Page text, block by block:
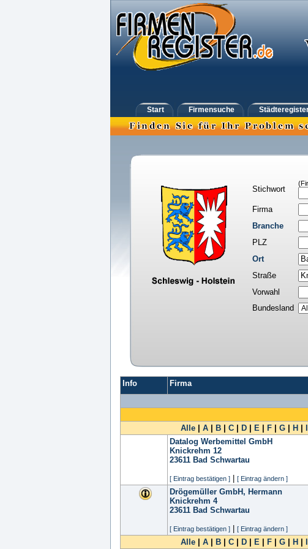
Start Firmensuche
Stichwort
Firma
Branche
PLZ
Ort
Straße
Vorwahl
Bundesland
Info Firma
Alle
A B C D E F G H
Datalog Werbemittel GmbH
Knickrehm 12
23611 Bad Schwartau
[ Eintrag bestätigen ] [ Eintrag ändern ]
Drögemüller GmbH, Hermann
Knickrehm 4
23611 Bad Schwartau
[ Eintrag bestätigen ] [ Eintrag ändern ]
Alle A B C D E F G H